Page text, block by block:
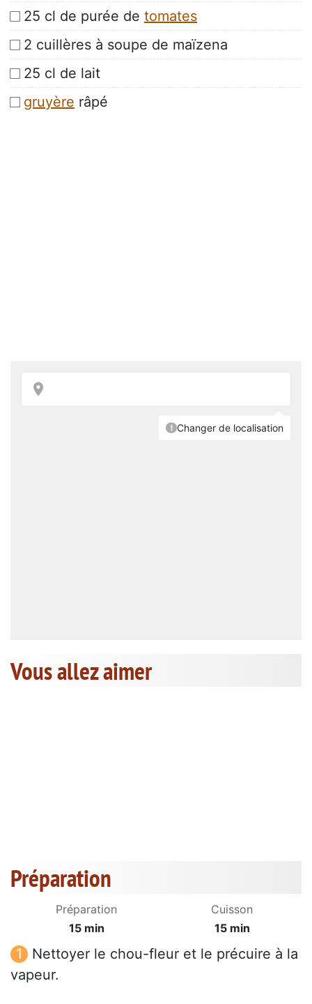
25 cl de purée de tomates
2 cuillères à soupe de maïzena
25 cl de lait
gruyère râpé
Vous allez aimer
Préparation
Préparation
15 min
Cuisson
15 min
Nettoyer le chou-fleur et le précuire à la
vapeur.